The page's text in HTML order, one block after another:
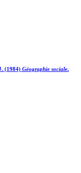
(1984) Géographie sociale.